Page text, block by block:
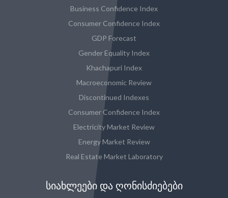
Business Confidence Index
Consumer Confidence Index
GDP Forecast
Gender Equality Index
Khachapuri Index
Macroeconomic Review
Discontinued Indexes
Consumer Confidence Index
Electricity Market Review
Energy Market Review
Real Estate Market Laboratory
ᲡᲘᲐᲮᲚᲔᲔᲑᲘ ᲓᲐ ᲦᲝᲜᲘᲡᲫᲘᲔᲑᲔᲑᲘ